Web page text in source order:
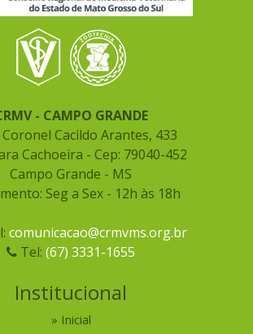
- CAMPO GRANDE
Cacildo Arantes, 433
Cachoeira - Cep: 79040-452
Campo Grande - MS
Seg a Sex - 12h às 18h
comunicacao@crmvms.org.br
Tel: (67) 3331-1655
Institucional
Inicial